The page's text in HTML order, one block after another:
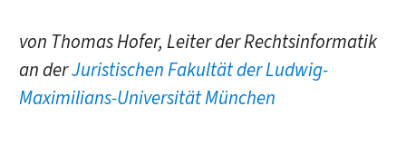
von Thomas Hofer, Leiter der Rechtsinformatik
an derJuristischen Fakultät der Ludwig-
Maximilians-Universität München